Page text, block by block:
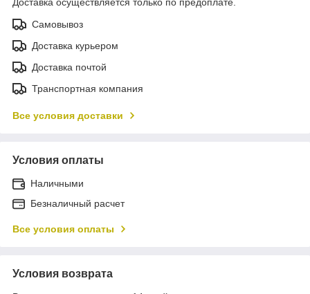
Самовывоз
Доставка курьером
Доставка почтой
Транспортная компания
Все условия доставки
Условия оплаты
Наличными
Безналичный расчет
Все условия оплаты
Условия возврата